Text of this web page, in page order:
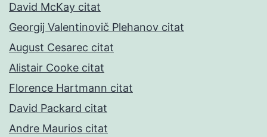
David McKay citat
Georgij Valentinovič Plehanov citat
August Cesarec citat
Alistair Cooke citat
Florence Hartmann citat
David Packard citat
Andre Maurios citat